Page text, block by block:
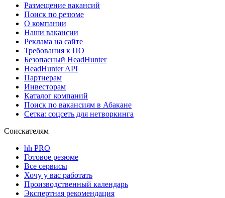
Размещение вакансий
Поиск по резюме
О компании
Наши вакансии
Реклама на сайте
Требования к ПО
Безопасный HeadHunter
HeadHunter API
Партнерам
Инвесторам
Каталог компаний
Поиск по вакансиям в Абакане
Сетка: соцсеть для нетворкинга
Соискателям
hh PRO
Готовое резюме
Все сервисы
Хочу у вас работать
Производственный календарь
Экспертная рекомендация